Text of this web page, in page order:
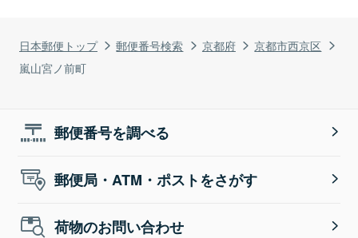
日本郵便トップ 郵便番号検索 京都府
京都市西京区
嵐山宮ノ前町
郵便番号を調べる
郵便局・ATM・ポストをさがす
荷物のお問い合わせ